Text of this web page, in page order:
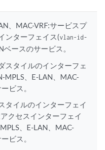
、MAC-VRF:サービスプ
ンターフェイス(vlan-id-
ースのサービス。
スタイルのインターフェ
MPLS、E-LAN、MAC-
ビス。
タイルのインターフェイ
クセスインターフェイ
、E-LAN、MAC-
ビス。